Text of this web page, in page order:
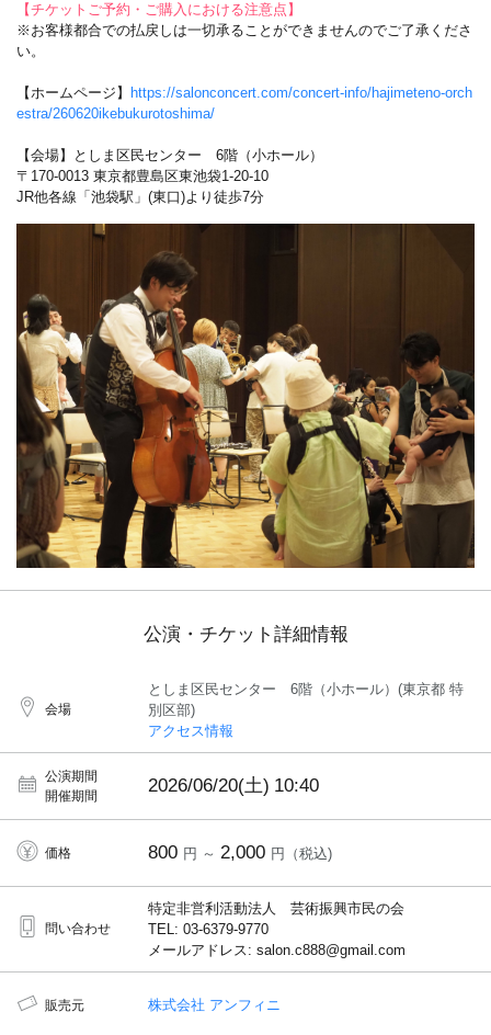
【チケットご予約・ご購入における注意点】
※お客様都合での払戻しは一切承ることができませんのでご了承くださ
い。
【ホームページ】
https://salonconcert.com/concert-info/hajimeteno-orch
estra/260620ikebukurotoshima/
【会場】としま区民センター 6階（小ホール）
〒170-0013 東京都豊島区東池袋1-20-10
JR他各線「池袋駅」(東口)より徒歩7分
公演・チケット詳細情報
会場
としま区民センター 6階（小ホール）(東京都 特
別区部)
アクセス情報
公演期間
開催期間
2026/06/20(土) 10:40
価格 800 円 ～ 2,000 円（税込)
問い合わせ
特定非営利活動法人 芸術振興市民の会
TEL: 03-6379-9770
メールアドレス: salon.c888@gmail.com
販売元 株式会社 アンフィニ